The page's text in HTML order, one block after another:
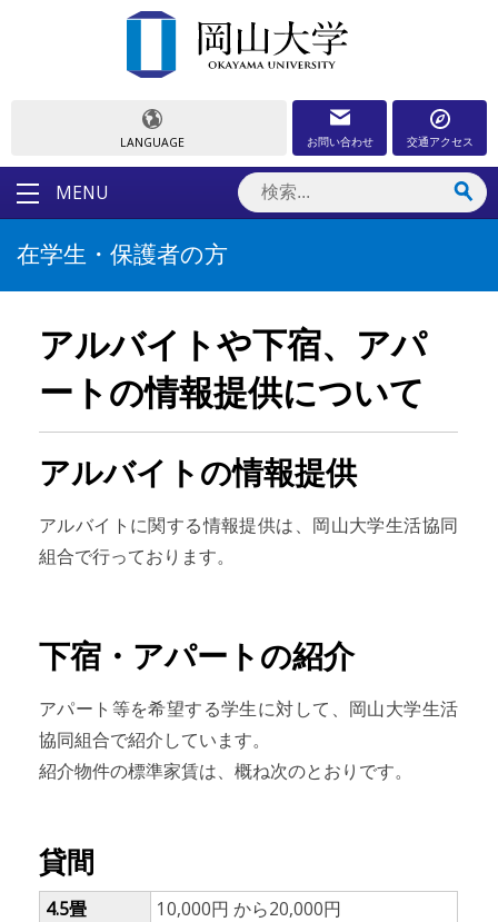
LANGUAGE お問い合わせ 交通アクセス
MENU
在学生・保護者の方
アルバイトや下宿、アパ
ートの情報提供について
アルバイトの情報提供
アルバイトに関する情報提供は、岡山大学生活協同
組合で行っております。
下宿・アパートの紹介
アパート等を希望する学生に対して、岡山大学生活
協同組合で紹介しています。
紹介物件の標準家賃は、概ね次のとおりです。
貸間
4.5畳
10,000円 から20,000円